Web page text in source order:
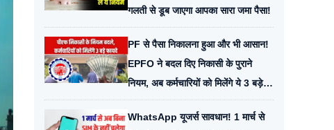
गलती से डूब जाएगा आपका सारा जमा पैसा!
PF से पैसा निकालना हुआ और भी आसान!
EPFO ने बदल दिए निकासी के पुराने
नियम, अब कर्मचारियों को मिलेंगे ये 3 बड़े
नए फायदे
WhatsApp यूजर्स सावधान! 1 मार्च से